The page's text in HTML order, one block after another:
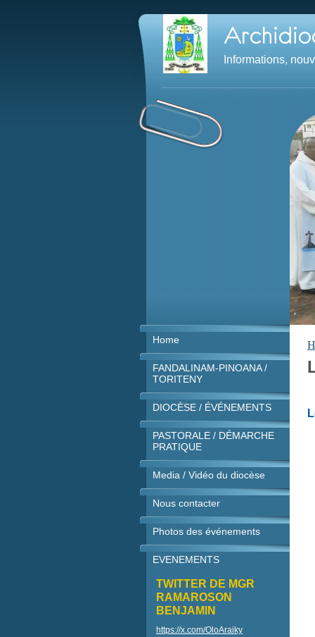
Informations,
Home
FANDALINAM-PINOANA /
TORITENY
DIOCÈSE / ÉVÉNEMENTS
PASTORALE / DÉMARCHE
PRATIQUE
Media / Vidéo du diocèse
Nous contacter
Photos des événements
EVENEMENTS
TWITTER DE MGR
RAMAROSON
BENJAMIN
https://x.com/OloAraiky